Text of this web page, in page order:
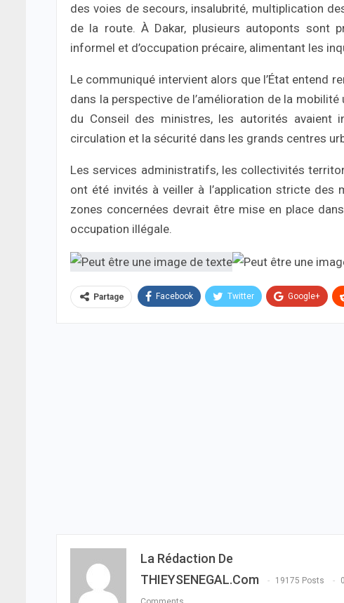
des voies de secours, insalubrité, multiplication
de la route. À Dakar, plusieurs autoponts sont
informel et d’occupation précaire, alimentant les
Le communiqué intervient alors que l’État entend
dans la perspective de l’amélioration de la
du Conseil des ministres, les autorités avaient
circulation et la sécurité dans les grands centres
Les services administratifs, les collectivités
ont été invités à veiller à l’application stricte des
zones concernées devrait être mise en place
occupation illégale.
Partage Facebook Twitter Google+
La Rédaction De
THIEYSENEGAL.com
19175 Posts 0